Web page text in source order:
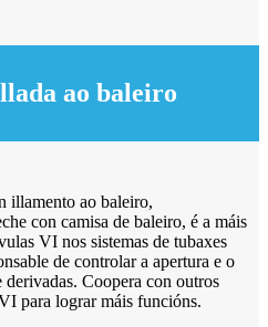
ao baleiro
illamento ao baleiro,
con camisa de baleiro, é a máis
VI nos sistemas de tubaxes
de controlar a apertura e o
derivadas. Coopera con outros
para lograr máis funcións.